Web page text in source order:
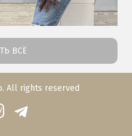
ВСЁ
All rights reserved